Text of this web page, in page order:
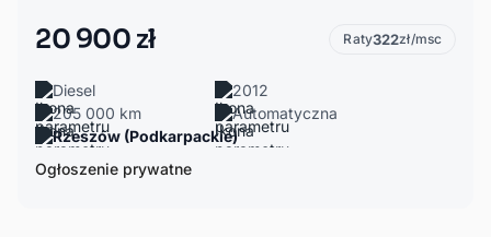
20 900 zł Raty322zł/msc
Diesel
2012
205 000 km
Automatyczna
Rzeszów (Podkarpackie)
Ogłoszenie prywatne